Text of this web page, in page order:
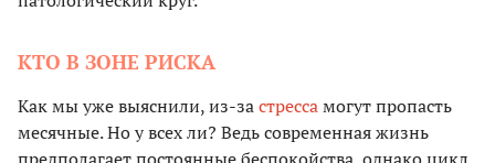
КТО В ЗОНЕ РИСКА
Как мы уже выяснили, из-застрессамогут пропасть
месячные. Но у всех ли? Ведь современная жизнь